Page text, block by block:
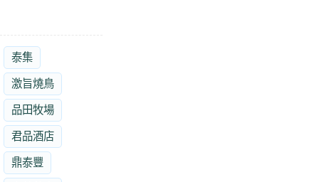
泰集
激旨燒鳥
品田牧場
君品酒店
鼎泰豐